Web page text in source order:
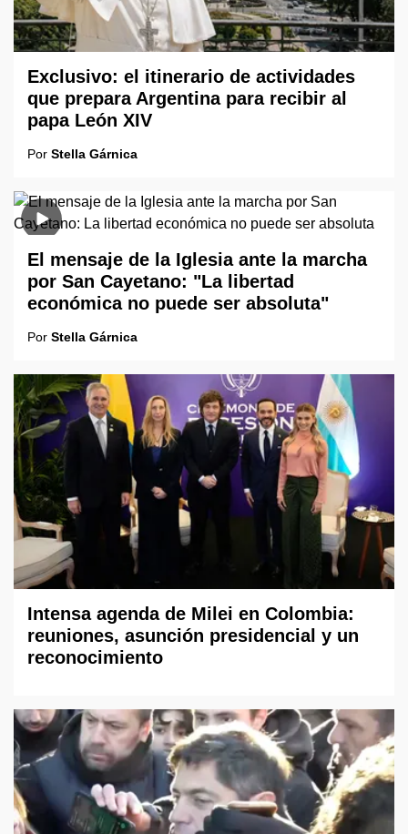
Exclusivo: el itinerario de actividades
que prepara Argentina para recibir al
papa León XIV
Por Stella Gárnica
El mensaje de la Iglesia ante la marcha
por San Cayetano: "La libertad
económica no puede ser absoluta"
Por Stella Gárnica
Intensa agenda de Milei en Colombia:
reuniones, asunción presidencial y un
reconocimiento